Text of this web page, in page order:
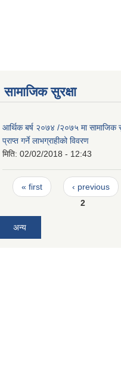
सामाजिक सुरक्षा
आर्थिक बर्ष २०७४ /२०७५ मा सामाजिक
प्राप्त गर्ने लाभग्राहीको विवरण
मिति: 02/02/2018 - 12:43
Pages
« first ‹ previous
2
अन्य